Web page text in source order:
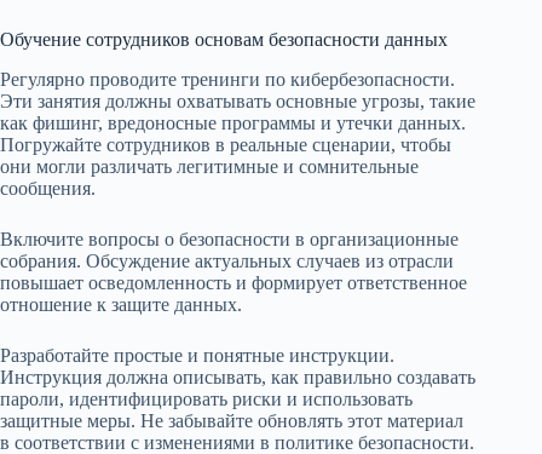
Обучение сотрудников основам безопасности данных
Регулярно проводите тренинги по кибербезопасности.
Эти занятия должны охватывать основные угрозы, такие
как фишинг, вредоносные программы и утечки данных.
Погружайте сотрудников в реальные сценарии, чтобы
они могли различать легитимные и сомнительные
сообщения.
Включите вопросы о безопасности в организационные
собрания. Обсуждение актуальных случаев из отрасли
повышает осведомленность и формирует ответственное
отношение к защите данных.
Разработайте простые и понятные инструкции.
Инструкция должна описывать, как правильно создавать
пароли, идентифицировать риски и использовать
защитные меры. Не забывайте обновлять этот материал
в соответствии с изменениями в политике безопасности.